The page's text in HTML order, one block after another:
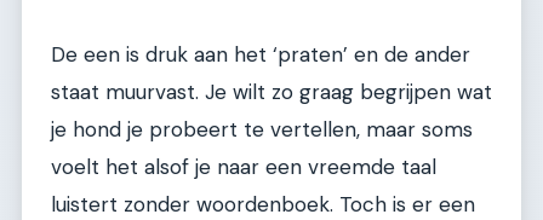
De een is druk aan het ‘praten’ en de ander
staat muurvast. Je wilt zo graag begrijpen wat
je hond je probeert te vertellen, maar soms
voelt het alsof je naar een vreemde taal
luistert zonder woordenboek. Toch is er een